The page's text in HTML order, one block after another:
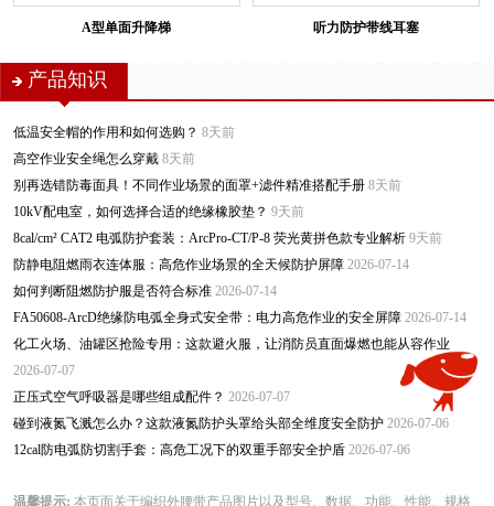
A型单面升降梯 听力防护带线耳塞
产品知识
低温安全帽的作用和如何选购？ 8天前
高空作业安全绳怎么穿戴 8天前
别再选错防毒面具！不同作业场景的面罩+滤件精准搭配手册 8天前
10kV配电室，如何选择合适的绝缘橡胶垫？ 9天前
8cal/cm² CAT2 电弧防护套装：ArcPro-CT/P-8 荧光黄拼色款专业解析 9天前
防静电阻燃雨衣连体服：高危作业场景的全天候防护屏障 2026-07-14
如何判断阻燃防护服是否符合标准 2026-07-14
FA50608-ArcD绝缘防电弧全身式安全带：电力高危作业的安全屏障 2026-07-14
化工火场、油罐区抢险专用：这款避火服，让消防员直面爆燃也能从容作业
2026-07-07
正压式空气呼吸器是哪些组成配件？ 2026-07-07
碰到液氮飞溅怎么办？这款液氮防护头罩给头部全维度安全防护 2026-07-06
12cal防电弧防切割手套：高危工况下的双重手部安全护盾 2026-07-06
温馨提示: 本页面关于编织外腰带产品图片以及型号、数据、功能、性能、规格